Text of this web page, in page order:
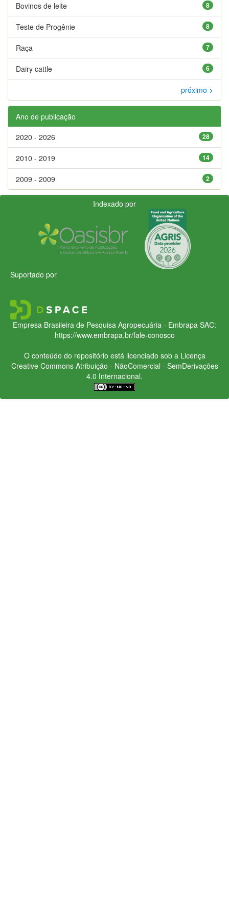
8
Bovinos de leite
8
Teste de Progênie
7
Raça
6
Dairy cattle
próximo >
Ano de publicação
28
2020 - 2026
14
2010 - 2019
2
2009 - 2009
Indexado por
Suportado por
Empresa Brasileira de Pesquisa Agropecuária - Embrapa SAC:
https://www.embrapa.br/fale-conosco
O conteúdo do repositório está licenciado sob a Licença
Creative CommonsAtribuição - NãoComercial - SemDerivações
4.0 Internacional.